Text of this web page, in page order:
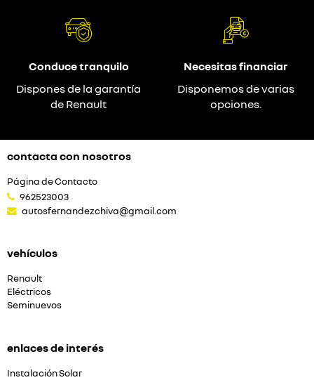
Conduce tranquilo
Dispones de la garantía
de Renault
Necesitas financiar
Disponemos de varias
opciones.
contacta con nosotros
Página de Contacto
962523003
autosfernandezchiva@gmail.com
vehículos
Renault
Eléctricos
Seminuevos
enlaces de interés
Instalación Solar